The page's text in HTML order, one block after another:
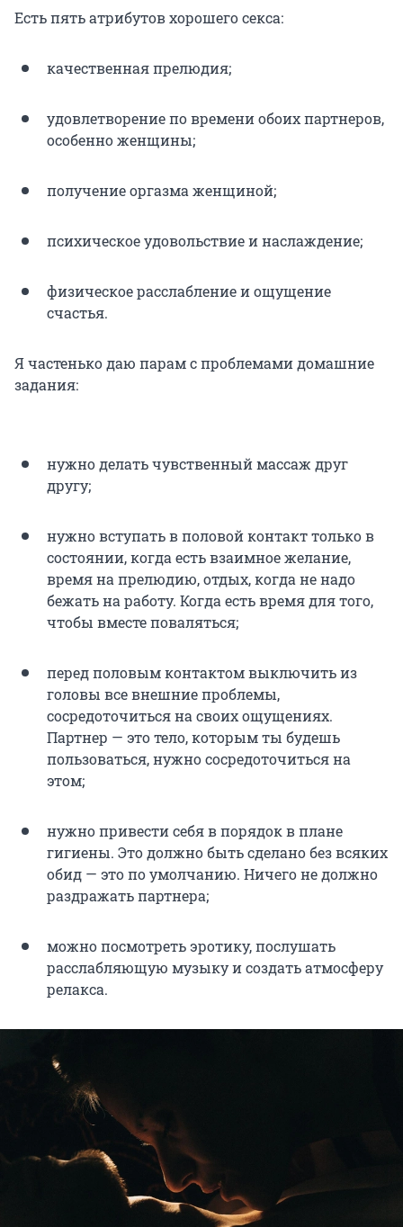
Есть пять атрибутов хорошего секса:
качественная прелюдия;
удовлетворение по времени обоих партнеров,
особенно женщины;
получение оргазма женщиной;
психическое удовольствие и наслаждение;
физическое расслабление и ощущение
счастья.
Я частенько даю парам с проблемами домашние
задания:
нужно делать чувственный массаж друг
другу;
нужно вступать в половой контакт только в
состоянии, когда есть взаимное желание,
время на прелюдию, отдых, когда не надо
бежать на работу. Когда есть время для того,
чтобы вместе поваляться;
перед половым контактом выключить из
головы все внешние проблемы,
сосредоточиться на своих ощущениях.
Партнер — это тело, которым ты будешь
пользоваться, нужно сосредоточиться на
этом;
нужно привести себя в порядок в плане
гигиены. Это должно быть сделано без всяких
обид — это по умолчанию. Ничего не должно
раздражать партнера;
можно посмотреть эротику, послушать
расслабляющую музыку и создать атмосферу
релакса.